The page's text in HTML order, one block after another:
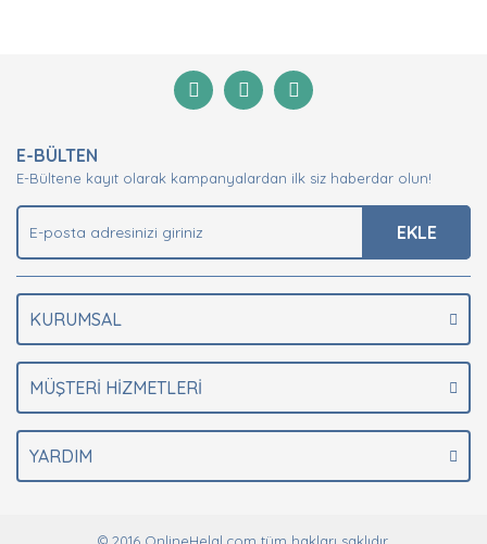
Yorum Yaz
Görüş ve önerileriniz için teşekkür ederiz.
Ürün açıklamasında eksik bilgiler bulunuyor.
Ürün bilgilerinde hatalar bulunuyor.
E-BÜLTEN
E-Bültene kayıt olarak kampanyalardan ilk siz haberdar olun!
EKLE
KURUMSAL
MÜŞTERİ HİZMETLERİ
YARDIM